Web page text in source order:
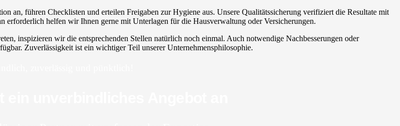
an, führen Checklisten und erteilen Freigaben zur Hygiene aus. Unsere Qualitätssicherung verifiziert die Resultate mit
erforderlich helfen wir Ihnen gerne mit Unterlagen für die Hausverwaltung oder Versicherungen.
inspizieren wir die entsprechenden Stellen natürlich noch einmal. Auch notwendige Nachbesserungen oder
Zuverlässigkeit ist ein wichtiger Teil unserer Unternehmensphilosophie.